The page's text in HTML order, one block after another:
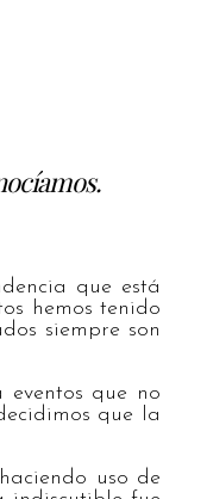
que está
hemos tenido
siempre son
eventos que no
que la
uso de